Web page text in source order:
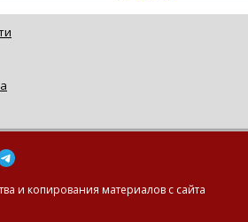
и копирования материалов с сайта